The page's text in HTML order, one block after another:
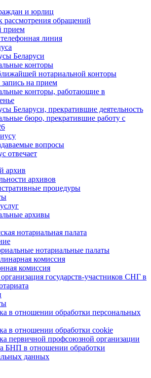
и юрлиц
рассмотрения обращений
прием
линия
Беларуси
конторы
нотариальной конторы
на прием
конторы, работающие в
Беларуси, прекратившие деятельность
бюро, прекратившие работу с
вопросы
отвечает
архив
архивов
процедуры
архивы
нотариальная палата
нотариальные палаты
комиссия
комиссия
организация государств-участников СНГ в
в отношении обработки персональных
в отношении обработки cookie
первичной профсоюзной организации
БНП в отношении обработки
данных